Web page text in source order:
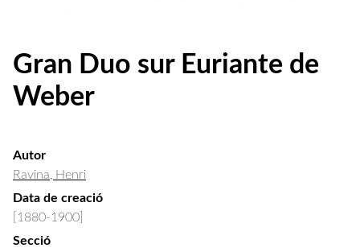
Gran Duo sur Euriante de
Weber
Autor
Ravina, Henri
Data de creació
[1880-1900]
Secció